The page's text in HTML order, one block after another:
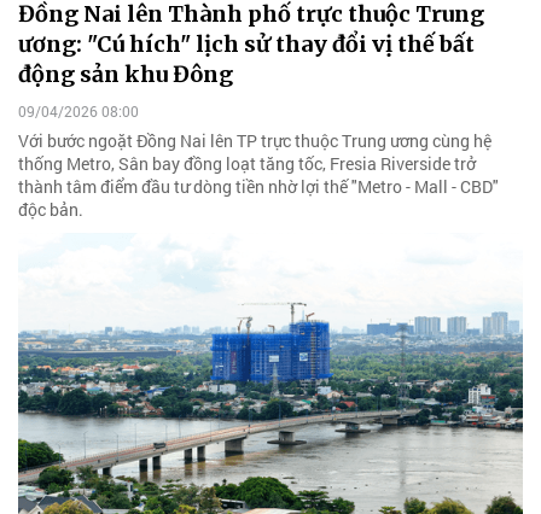
Đồng Nai lên Thành phố trực thuộc Trung
ương: "Cú hích" lịch sử thay đổi vị thế bất
động sản khu Đông
09/04/2026 08:00
Với bước ngoặt Đồng Nai lên TP trực thuộc Trung ương cùng hệ
thống Metro, Sân bay đồng loạt tăng tốc, Fresia Riverside trở
thành tâm điểm đầu tư dòng tiền nhờ lợi thế "Metro - Mall - CBD"
độc bản.